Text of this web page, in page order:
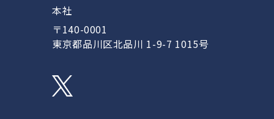
本社
〒140-0001
東京都品川区北品川 1-9-7 1015号